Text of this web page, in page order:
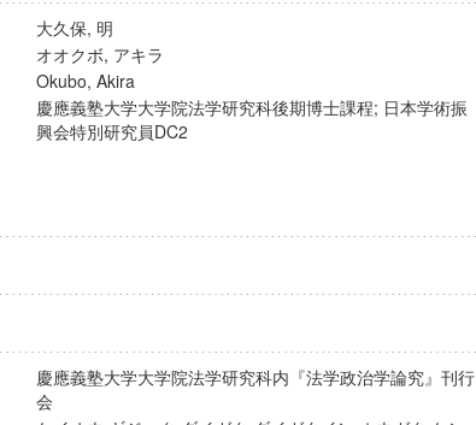
大久保, 明
オオクボ, アキラ
Okubo, Akira
慶應義塾大学大学院法学研究科後期博士課程; 日本学術振
興会特別研究員DC2
慶應義塾大学大学院法学研究科内『法学政治学論究』刊行
会